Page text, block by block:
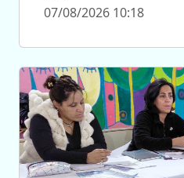
07/08/2026 10:18